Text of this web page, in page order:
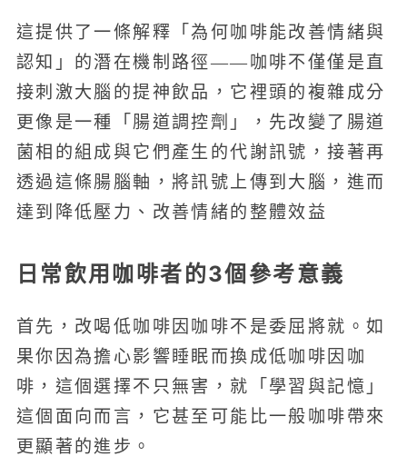
這提供了一條解釋「為何咖啡能改善情緒與
認知」的潛在機制路徑——咖啡不僅僅是直
接刺激大腦的提神飲品，它裡頭的複雜成分
更像是一種「腸道調控劑」，先改變了腸道
菌相的組成與它們產生的代謝訊號，接著再
透過這條腸腦軸，將訊號上傳到大腦，進而
達到降低壓力、改善情緒的整體效益
日常飲用咖啡者的3個參考意義
首先，改喝低咖啡因咖啡不是委屈將就。如
果你因為擔心影響睡眠而換成低咖啡因咖
啡，這個選擇不只無害，就「學習與記憶」
這個面向而言，它甚至可能比一般咖啡帶來
更顯著的進步。